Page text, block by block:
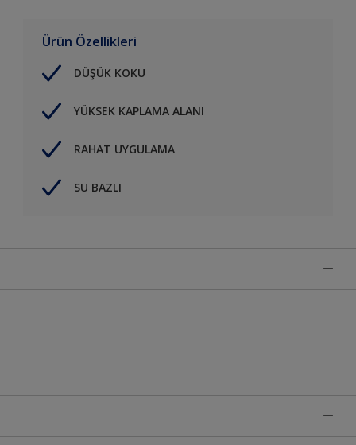
Ürün Özellikleri
DÜŞÜK KOKU
YÜKSEK KAPLAMA ALANI
RAHAT UYGULAMA
SU BAZLI